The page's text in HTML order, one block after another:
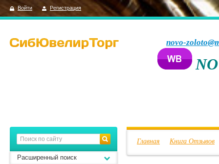
Войти Регистрация
novo-
Главная Книга Отзывов
Расширенный поиск